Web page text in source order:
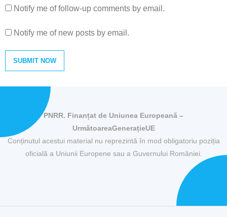
Notify me of follow-up comments by email.
Notify me of new posts by email.
PNRR. Finanțat de Uniunea Europeană –
UrmătoareaGenerațieUE
Conținutul acestui material nu reprezintă în mod obligatoriu poziția
oficială a Uniunii Europene sau a Guvernului României.